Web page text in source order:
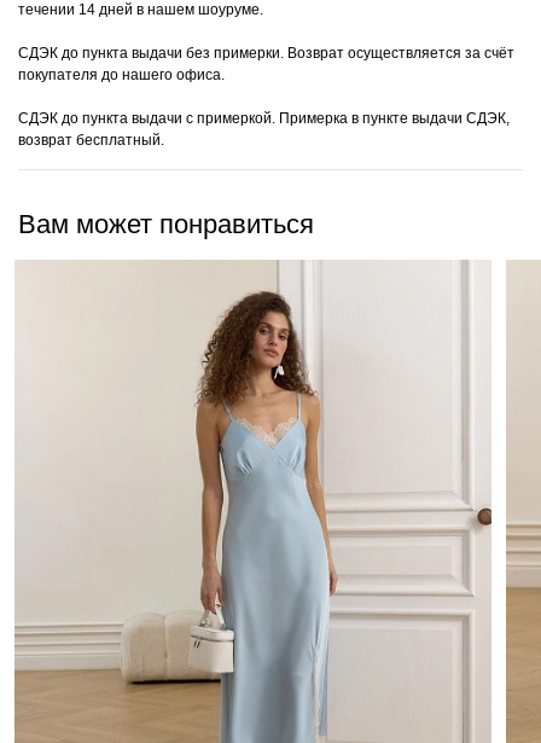
течении 14 дней в нашем шоуруме.
СДЭК до пункта выдачи без примерки. Возврат осуществляется за счёт
покупателя до нашего офиса.
СДЭК до пункта выдачи с примеркой. Примерка в пункте выдачи СДЭК,
возврат бесплатный.
Вам может понравиться